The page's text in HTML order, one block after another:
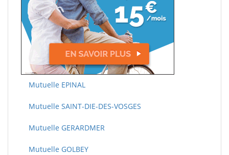
Mutuelle EPINAL
Mutuelle SAINT-DIE-DES-VOSGES
Mutuelle GERARDMER
Mutuelle GOLBEY